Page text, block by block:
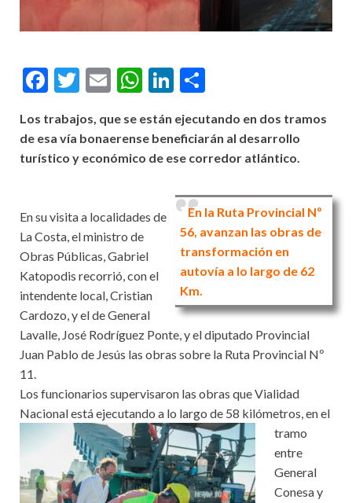
Facebook
Twitter
EmailWhatsApp
LinkedIn
Los trabajos, que se están ejecutando en dos tramos
de esa vía bonaerense beneficiarán al desarrollo
turístico y económico de ese corredor atlántico.
En la Ruta Provincial Nº
56, avanzan las obras de
transformación en
autovía a lo largo de 62
Km.
En su visita a localidades de
La Costa, el ministro de
Obras Públicas, Gabriel
Katopodis recorrió, con el
intendente local, Cristian
Cardozo, y el de General
Lavalle, José Rodríguez Ponte, y el diputado Provincial
Juan Pablo de Jesús las obras sobre la Ruta Provincial Nº
11.
Los funcionarios supervisaron las obras que Vialidad
Nacional está ejecutando a lo largo de 58 kilómetros, en el
tramo
entre
General
Conesa y